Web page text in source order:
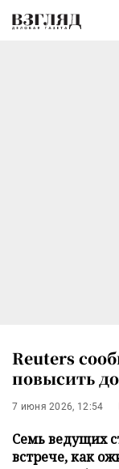
Reuters
повысить
7 июня 2026, 12:54
Семь ведущих
встрече, как